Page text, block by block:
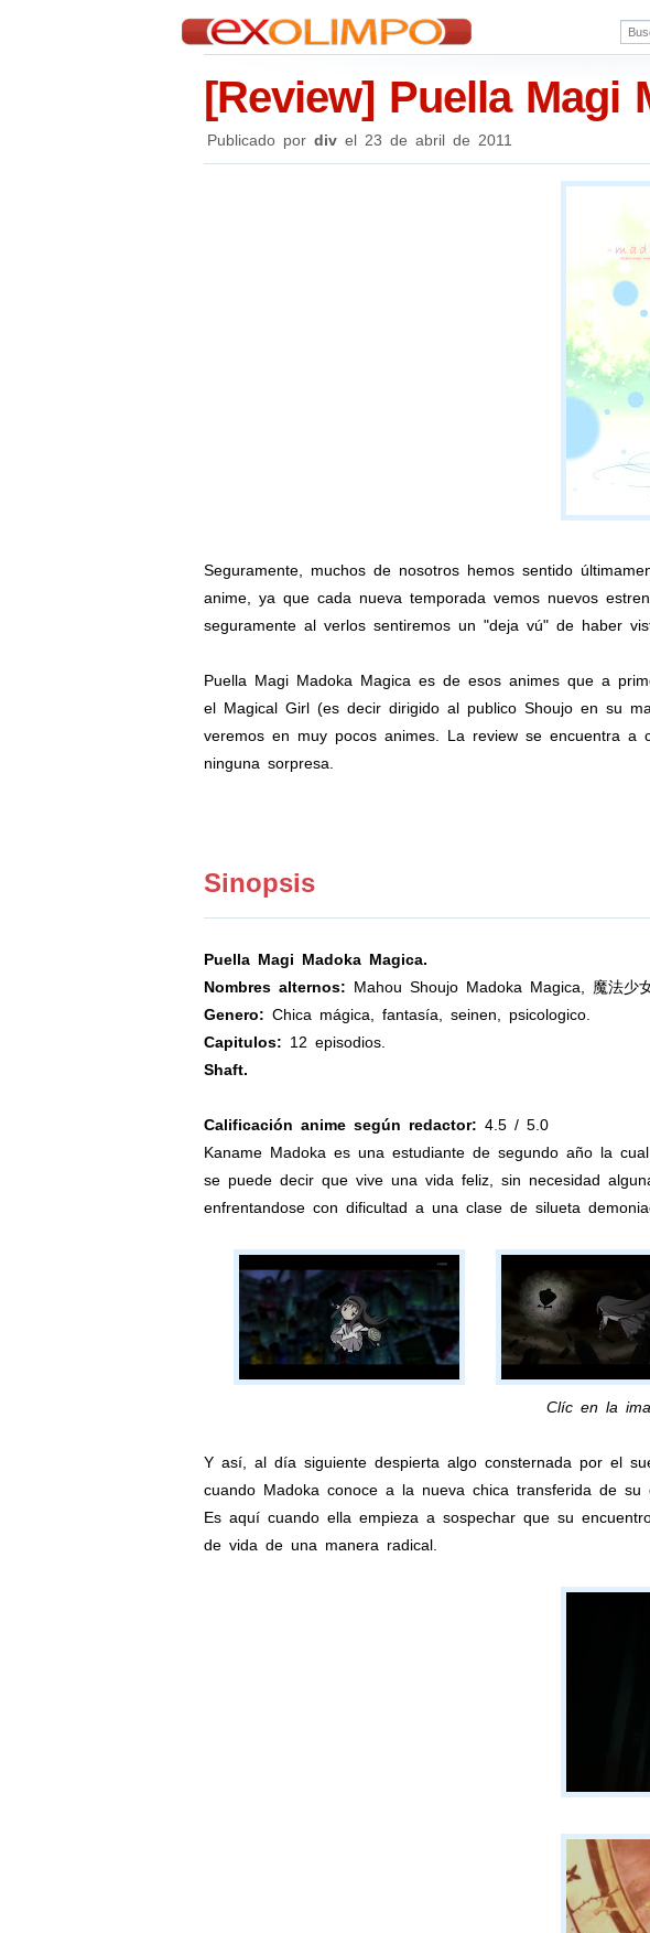
[Review] Puella Magi
Publicado por divel 23 de abril de 2011
Seguramente, muchos de nosotros hemos sentido
anime, ya que cada nueva temporada vemos nuevos
seguramente al verlos sentiremos un "deja vú" de haber
Puella Magi Madoka Magica es de esos animes que a
el Magical Girl (es decir dirigido al publico Shoujo en su
veremos en muy pocos animes. La review se encuentra a
ninguna sorpresa.
Sinopsis
Puella Magi Madoka Magica.
Nombres alternos: Mahou Shoujo Madoka Magica, 魔法少
Genero: Chica mágica, fantasía, seinen, psicologico.
Capitulos: 12 episodios.
Shaft.
Calificación anime según redactor: 4.5 / 5.0
Kaname Madoka es una estudiante de segundo año la
se puede decir que vive una vida feliz, sin necesidad
enfrentandose con dificultad a una clase de silueta
Clíc en la
Y así, al día siguiente despierta algo consternada por el
cuando Madoka conoce a la nueva chica transferida de
Es aquí cuando ella empieza a sospechar que su
de vida de una manera radical.